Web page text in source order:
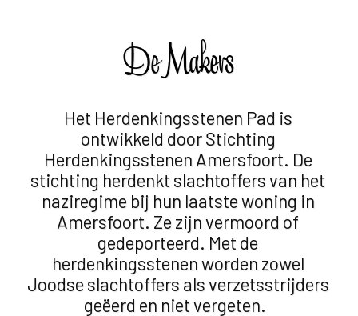
De Makers
Het Herdenkingsstenen Pad is
ontwikkeld door Stichting
Herdenkingsstenen Amersfoort. De
stichting herdenkt slachtoffers van het
naziregime bij hun laatste woning in
Amersfoort. Ze zijn vermoord of
gedeporteerd. Met de
herdenkingsstenen worden zowel
Joodse slachtoffers als verzetsstrijders
geëerd en niet vergeten.